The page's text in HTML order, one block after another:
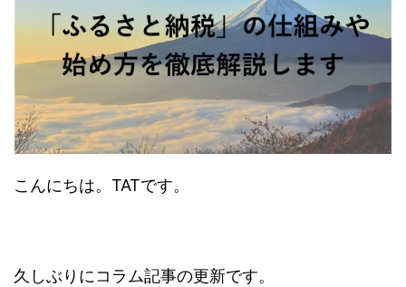
こんにちは。TATです。
久しぶりにコラム記事の更新です。